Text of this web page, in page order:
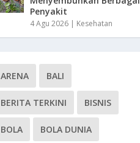
Penyakit
4 Agu 2026 | Kesehatan
ARENA BALI
BERITA TERKINI BISNIS
BOLA BOLA DUNIA